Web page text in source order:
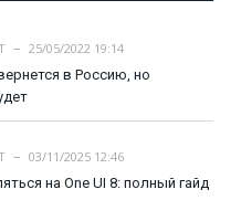
25/05/2022 19:14
в Россию, но
03/11/2025 12:46
на One UI 8: полный гайд